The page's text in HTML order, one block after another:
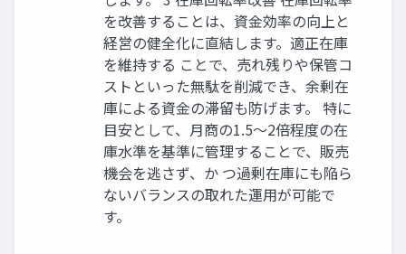
を改善することは、資金効率の向上と
経営の健全化に直結します。適正在庫
を維持する ことで、売れ残りや保管コ
ストといった無駄を削減でき、余剰在
庫による資金の滞留も防げます。 特に
目安として、月商の1.5〜2倍程度の在
庫水準を基準に管理することで、販売
機会を逃さず、か つ過剰在庫にも陥ら
ないバランスの取れた運用が可能で
す。